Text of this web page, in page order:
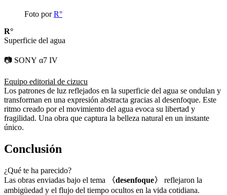
Foto porR°
R°
Superficie del agua
📷 SONY α7 IV
Equipo editorial de cizucu
Los patrones de luz reflejados en la superficie del agua se ondulan y
transforman en una expresión abstracta gracias al desenfoque. Este
ritmo creado por el movimiento del agua evoca su libertad y
fragilidad. Una obra que captura la belleza natural en un instante
único.
Conclusión
¿Qué te ha parecido?
Las obras enviadas bajo el tema
〈desenfoque〉
reflejaron la
ambigüedad y el flujo del tiempo ocultos en la vida cotidiana.